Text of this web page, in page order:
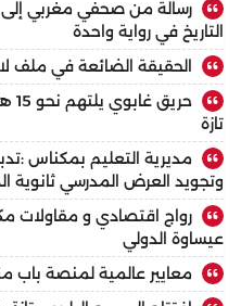
رسالة من صحفي مغربي إلى
التاريخ في رواية واحدة
الحقيقة الضائعة في ملف
تازة
مديرية التعليم بمكناس
وتجويد العرض المدرسي ثانوية
رواج اقتصادي و مقاولات
عيساوة الدولي
معايير عالمية لمنصة باب